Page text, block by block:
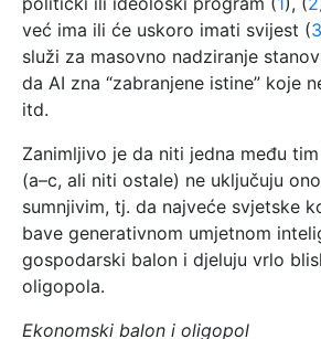
već ima ili će uskoro imati svijest (3
služi za masovno nadziranje
da AI zna “zabranjene istine” koje
itd.
Zanimljivo je da niti jedna među
(a–c, ali niti ostale) ne uključuju
sumnjivim, tj. da najveće svjetske
bave generativnom umjetnom
gospodarski balon i djeluju vrlo
oligopola.
Ekonomski balon i oligopol